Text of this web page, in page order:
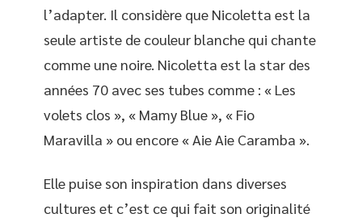
l’adapter. Il considère que Nicoletta est la
seule artiste de couleur blanche qui chante
comme une noire. Nicoletta est la star des
années 70 avec ses tubes comme : « Les
volets clos », « Mamy Blue », « Fio
Maravilla » ou encore « Aie Aie Caramba ».
Elle puise son inspiration dans diverses
cultures et c’est ce qui fait son originalité